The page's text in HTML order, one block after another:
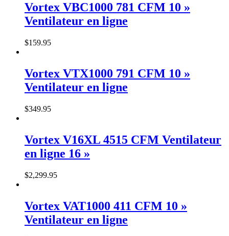
Vortex VBC1000 781 CFM 10 »
Ventilateur en ligne
$159.95
Vortex VTX1000 791 CFM 10 »
Ventilateur en ligne
$349.95
Vortex V16XL 4515 CFM Ventilateur
en ligne 16 »
$2,299.95
Vortex VAT1000 411 CFM 10 »
Ventilateur en ligne